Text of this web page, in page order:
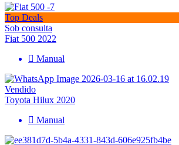
Top Deals
Sob consulta
Fiat 500 2022
Manual
Vendido
Toyota Hilux 2020
Manual